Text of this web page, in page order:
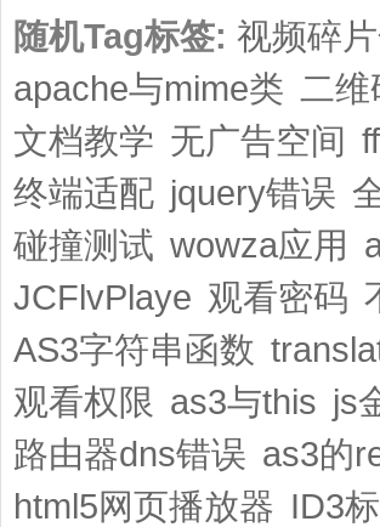
随机Tag标签: 视频碎
apache与mime类 二维
文档教学 无广告空间
终端适配 jquery错误
碰撞测试 wowza应用
JCFlvPlaye 观看密码
AS3字符串函数
观看权限 as3与this js
路由器dns错误 as3的
html5网页播放器 ID3